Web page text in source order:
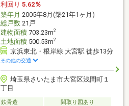
利回り 5.62％
築年月 2005年8月(築21年1ヶ月)
総戸数21戸
建物面積703.23m2
土地面積500.53m2
京浜東北・根岸線 大宮駅 徒歩13分
その他の交通
埼玉県さいたま市大宮区浅間町１
丁目
鉄骨造
間取り図あり